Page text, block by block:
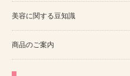
美容に関する豆知識
商品のご案内